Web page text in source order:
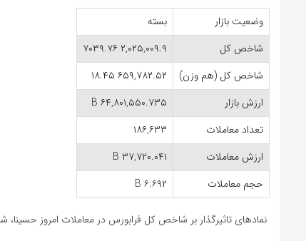
وضعیت بازار
بسته
شاخص کل
۲,۰۲۵,۰۰۹.۹ ۷۰۳۹.۷۶
شاخص کل (هم وزن)
۶۵۹,۷۸۲.۵۲ ۱۸.۴۵
ارزش بازار
۶۴,۸۰۱,۵۵۰.۷۳۵ B
تعداد معاملات
۱۸۶,۶۳۳
ارزش معاملات
۳۷,۷۲۰.۰۴۱ B
حجم معاملات
۶.۶۹۲ B
نمادهای تاثیرگذار بر شاخص کل فرابورس در معاملات امروز حسینا،